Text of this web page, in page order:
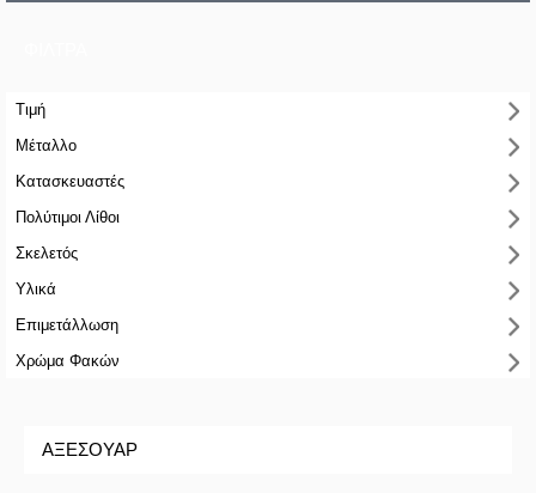
Τιμή
Μέταλλο
Κατασκευαστές
Πολύτιμοι Λίθοι
Σκελετός
Υλικά
Επιμετάλλωση
Χρώμα Φακών
ΑΞΕΣΟΥΆΡ